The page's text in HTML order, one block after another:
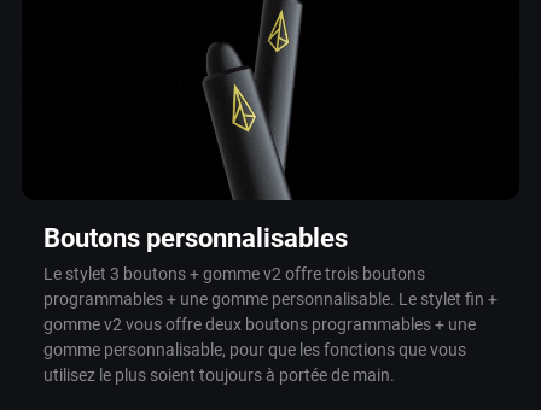
Boutons personnalisables
Le stylet 3 boutons + gomme v2 offre trois boutons
programmables + une gomme personnalisable. Le stylet fin +
gomme v2 vous offre deux boutons programmables + une
gomme personnalisable, pour que les fonctions que vous
utilisez le plus soient toujours à portée de main.